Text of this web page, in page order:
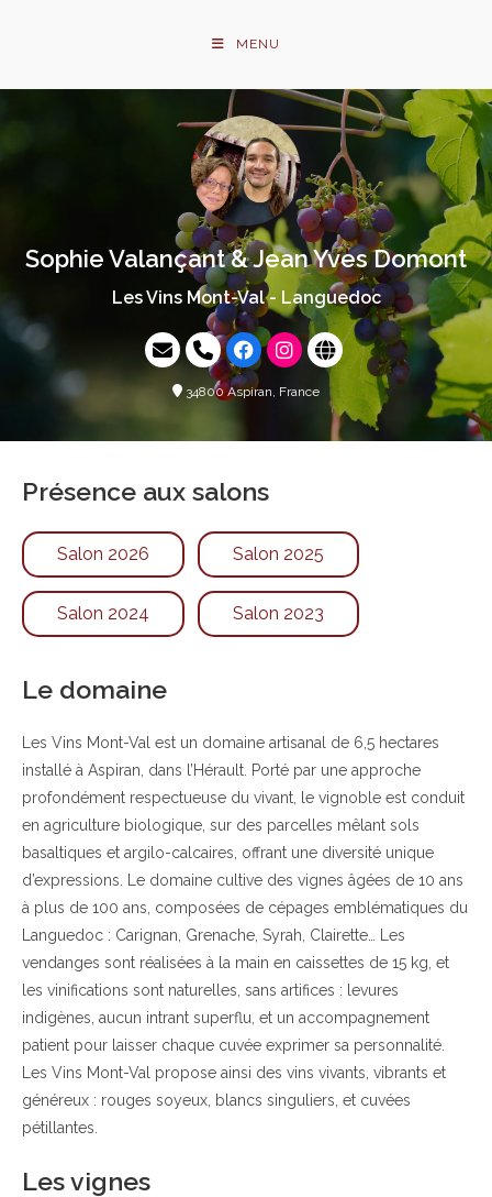
MENU
Sophie Valançant & Jean Yves Domont
Les Vins Mont-Val - Languedoc
34800 Aspiran, France
Présence aux salons
Salon 2026 Salon 2025
Salon 2024 Salon 2023
Le domaine
Les Vins Mont-Val est un domaine artisanal de 6,5 hectares
installé à Aspiran, dans l’Hérault. Porté par une approche
profondément respectueuse du vivant, le vignoble est conduit
en agriculture biologique, sur des parcelles mêlant sols
basaltiques et argilo-calcaires, offrant une diversité unique
d’expressions. Le domaine cultive des vignes âgées de 10 ans
à plus de 100 ans, composées de cépages emblématiques du
Languedoc : Carignan, Grenache, Syrah, Clairette… Les
vendanges sont réalisées à la main en caissettes de 15 kg, et
les vinifications sont naturelles, sans artifices : levures
indigènes, aucun intrant superflu, et un accompagnement
patient pour laisser chaque cuvée exprimer sa personnalité.
Les Vins Mont-Val propose ainsi des vins vivants, vibrants et
généreux : rouges soyeux, blancs singuliers, et cuvées
pétillantes.
Les vignes